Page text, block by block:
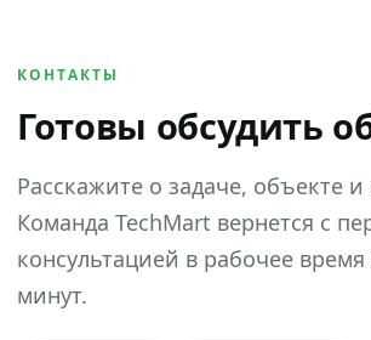
КОНТАКТЫ
Готовы обсудить
Расскажите о задаче, объекте и
Команда TechMart вернется с
консультацией в рабочее
минут.